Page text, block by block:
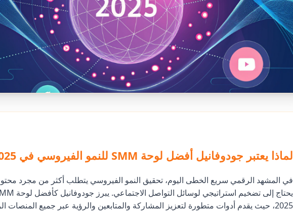
لماذا يعتبر جودوفانيل أفضل لوحة SMM للنمو الفيروسي في 2025
في المشهد الرقمي سريع الخطى اليوم، تحقيق النمو الفيروسي يتطلب أكثر من مجرد
2025، حيث يقدم أدوات متطورة لتعزيز المشاركة والمتابعين والرؤية عبر جميع المنصات